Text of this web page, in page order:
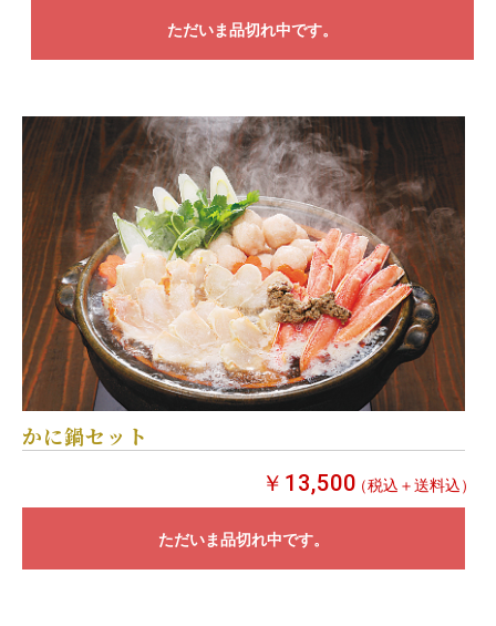
ただいま品切れ中です。
かに鍋セット
￥13,500（税込＋送料込）
ただいま品切れ中です。